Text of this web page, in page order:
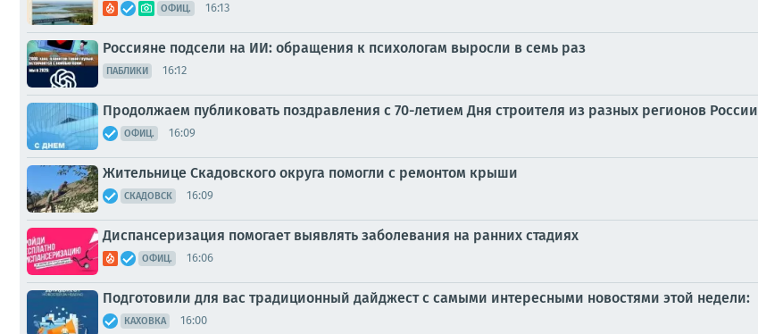
ОФИЦ. 16:13
Россияне подсели на ИИ: обращения к психологам выросли в семь раз
ПАБЛИКИ 16:12
Продолжаем публиковать поздравления с 70-летием Дня строителя из разных регионов России
ОФИЦ. 16:09
Жительнице Скадовского округа помогли с ремонтом крыши
СКАДОВСК 16:09
Диспансеризация помогает выявлять заболевания на ранних стадиях
ОФИЦ. 16:06
Подготовили для вас традиционный дайджест с самыми интересными новостями этой недели:
КАХОВКА 16:00